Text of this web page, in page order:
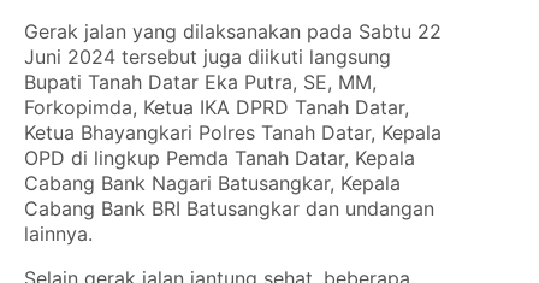
Gerak jalan yang dilaksanakan pada Sabtu 22
Juni 2024 tersebut juga diikuti langsung
Bupati Tanah Datar Eka Putra, SE, MM,
Forkopimda, Ketua IKA DPRD Tanah Datar,
Ketua Bhayangkari Polres Tanah Datar, Kepala
OPD di lingkup Pemda Tanah Datar, Kepala
Cabang Bank Nagari Batusangkar, Kepala
Cabang Bank BRI Batusangkar dan undangan
lainnya.
Selain gerak jalan jantung sehat, beberapa